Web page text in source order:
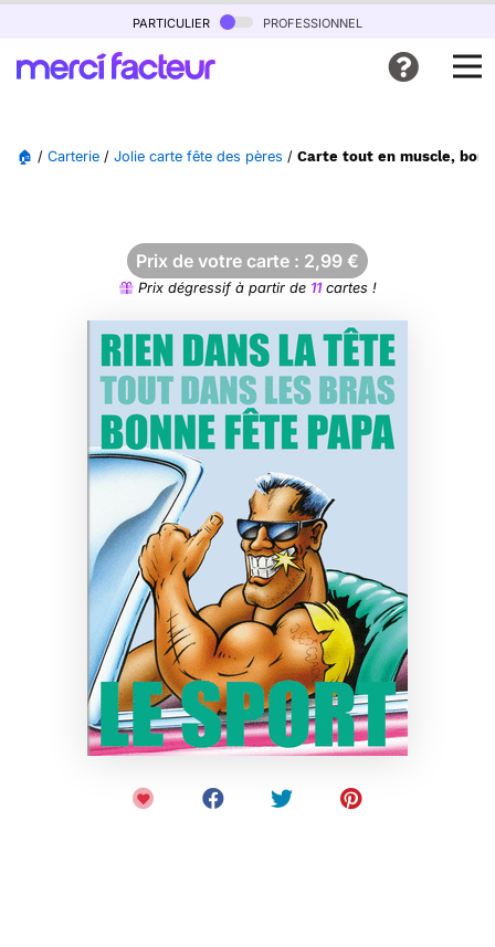
particulier professionnel
🏠 / Carterie / Jolie carte fête des pères / Carte tout en muscle,
Prix de votre carte : 2,99 €
Prix dégressif à partir de 11cartes !